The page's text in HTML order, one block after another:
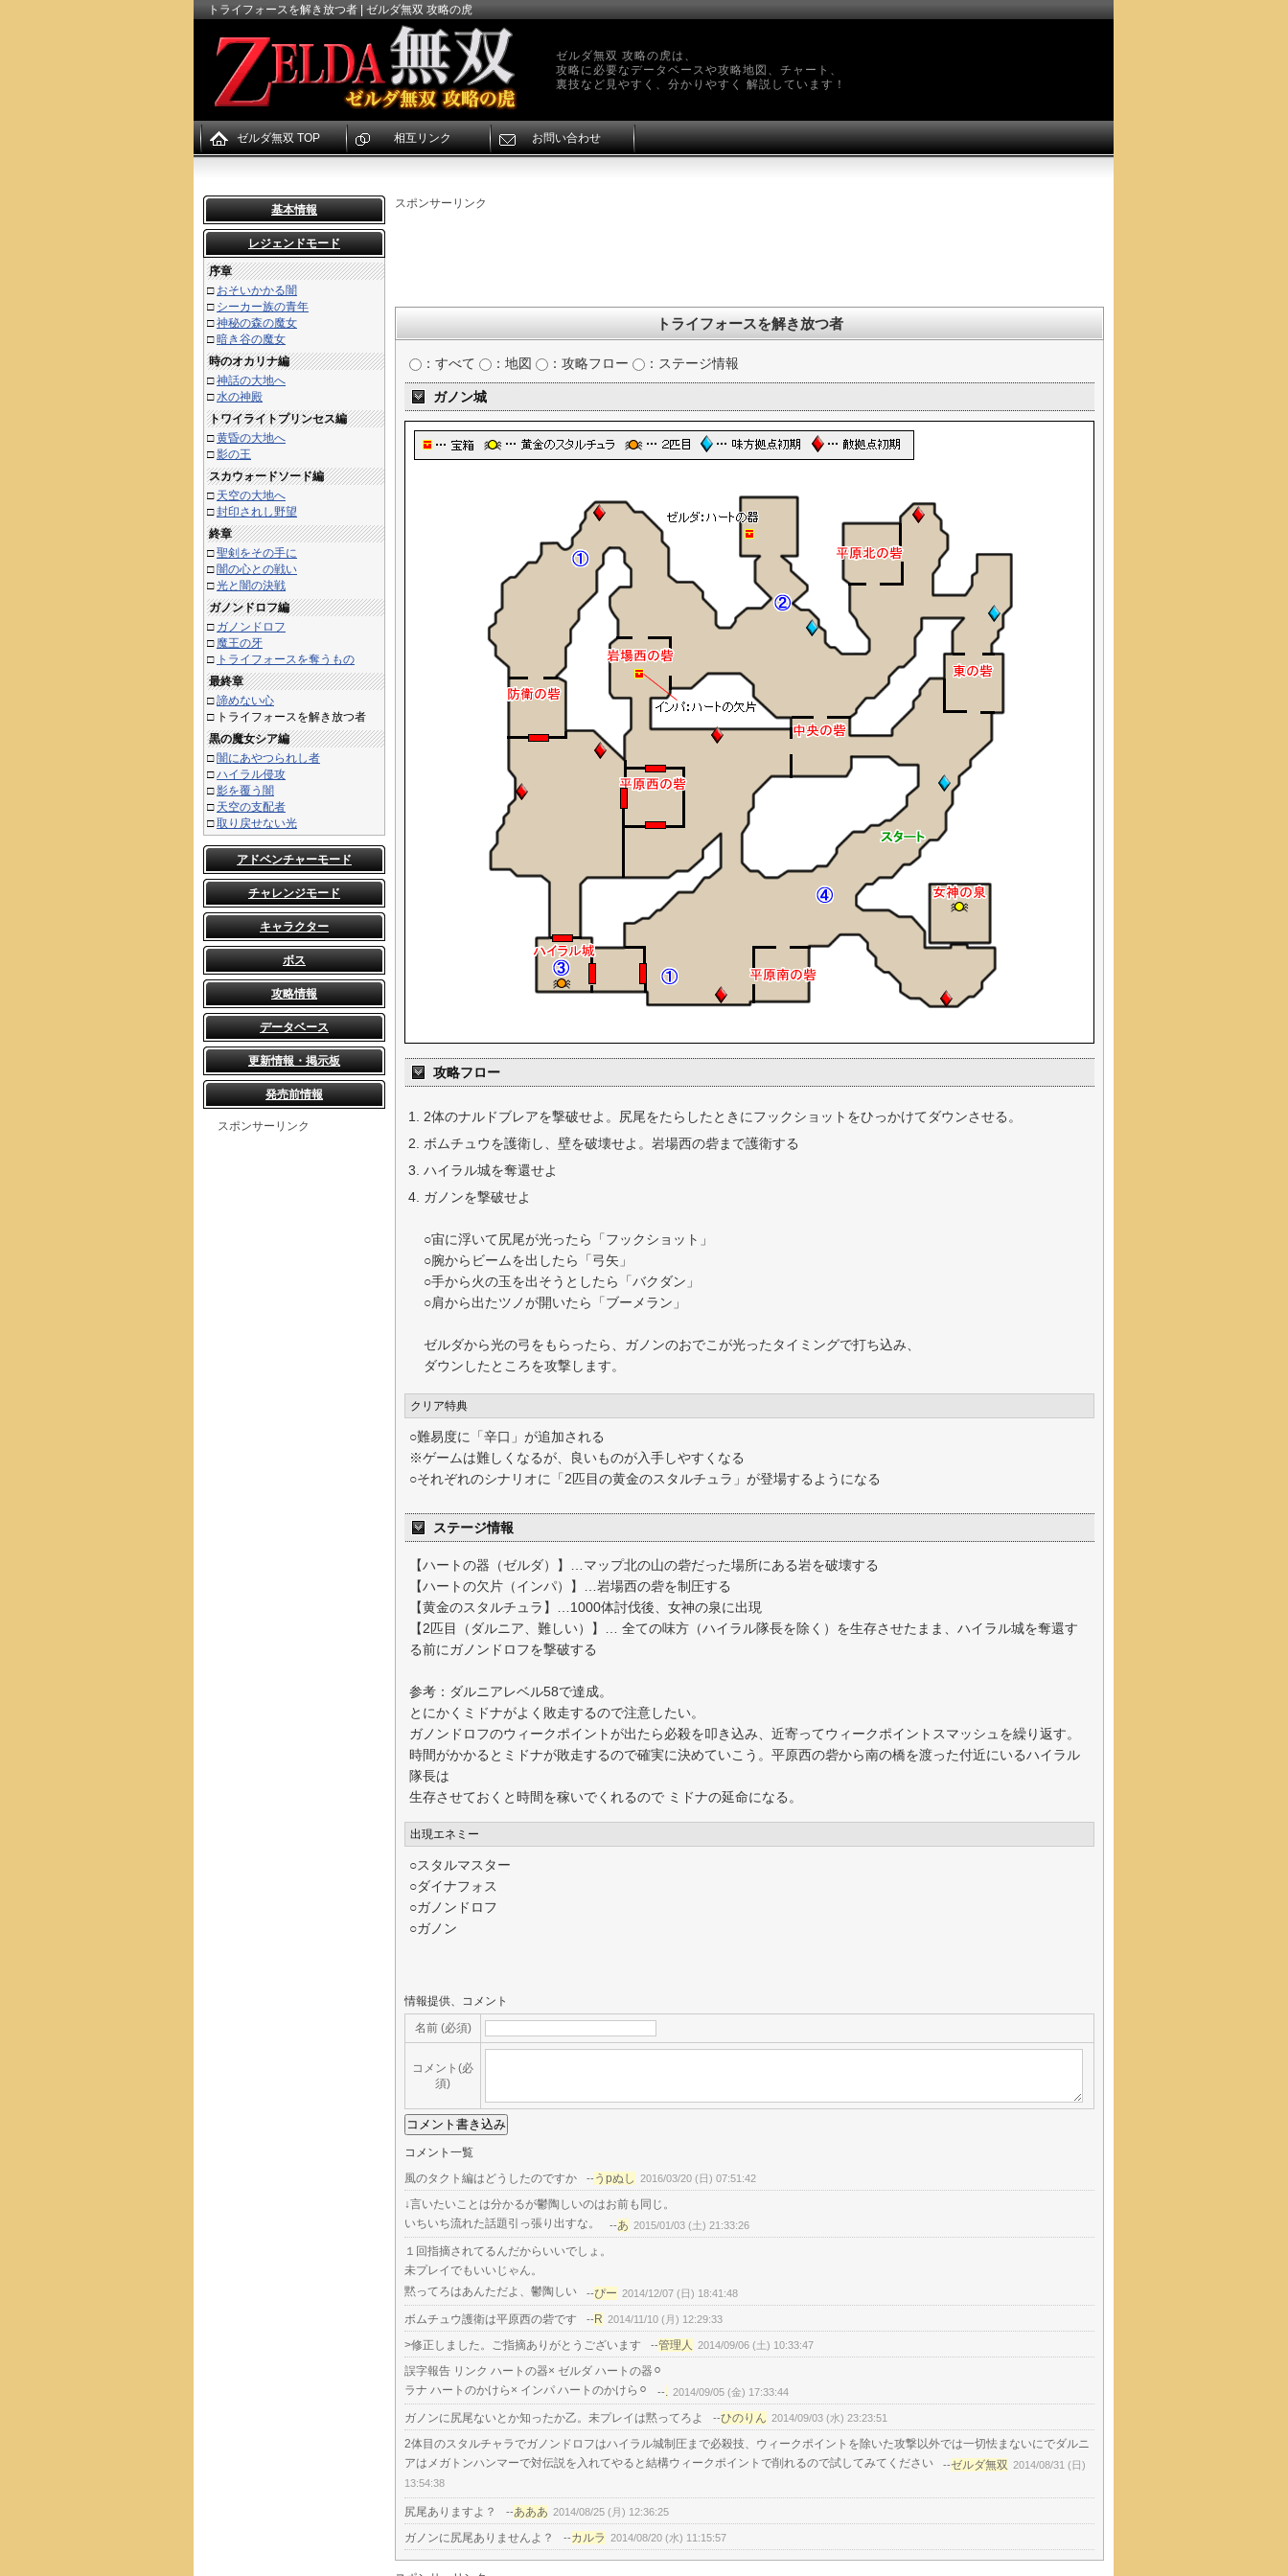
トライフォースを解き放つ者 | ゼルダ無双 攻略の虎
ゼルダ無双 攻略の虎は、
攻略に必要なデータベースや攻略地図、チャート、
裏技など見やすく、分かりやすく 解説しています！
基本情報
レジェンドモード
序章
□ おそいかかる闇
□ シーカー族の青年
□神秘の森の魔女
□暗き谷の魔女
時のオカリナ編
□神話の大地へ
□水の神殿
トワイライトプリンセス編
□黄昏の大地へ
□影の王
スカウォードソード編
□ 天空の大地へ
□封印されし野望
終章
□聖剣をその手に
□ 闇の心との戦い
□光と闇の決戦
ガノンドロフ編
□ ガノンドロフ
□ 魔王の牙
□ トライフォースを奪うもの
最終章
□諦めない心
□ トライフォースを解き放つ者
黒の魔女シア編
□ 闇にあやつられし者
□ハイラル侵攻
□影を覆う闇
□ 天空の支配者
□取り戻せない光
アドベンチャーモード
チャレンジモード
キャラクター
ボス
攻略情報
データベース
更新情報・掲示板
発売前情報
スポンサーリンク
スポンサーリンク
トライフォースを解き放つ者
：すべて ：地図 ：攻略フロー ：ステージ情報
ガノン城
攻略フロー
2体のナルドブレアを撃破せよ。尻尾をたらしたときにフックショットをひっかけてダウンさせる。
ボムチュウを護衛し、壁を破壊せよ。岩場西の砦まで護衛する
ハイラル城を奪還せよ
ガノンを撃破せよ
○宙に浮いて尻尾が光ったら「フックショット」
○腕からビームを出したら「弓矢」
○手から火の玉を出そうとしたら「バクダン」
○肩から出たツノが開いたら「ブーメラン」
ゼルダから光の弓をもらったら、ガノンのおでこが光ったタイミングで打ち込み、
ダウンしたところを攻撃します。
クリア特典
○難易度に「辛口」が追加される
※ゲームは難しくなるが、良いものが入手しやすくなる
○それぞれのシナリオに「2匹目の黄金のスタルチュラ」が登場するようになる
ステージ情報
【ハートの器（ゼルダ）】…マップ北の山の砦だった場所にある岩を破壊する
【ハートの欠片（インパ）】…岩場西の砦を制圧する
【黄金のスタルチュラ】…1000体討伐後、女神の泉に出現
【2匹目（ダルニア、難しい）】… 全ての味方（ハイラル隊長を除く）を生存させたまま、ハイラル城を奪還す
る前にガノンドロフを撃破する
参考：ダルニアレベル58で達成。
とにかくミドナがよく敗走するので注意したい。
ガノンドロフのウィークポイントが出たら必殺を叩き込み、近寄ってウィークポイントスマッシュを繰り返す。
時間がかかるとミドナが敗走するので確実に決めていこう。平原西の砦から南の橋を渡った付近にいるハイラル
隊長は
生存させておくと時間を稼いでくれるので ミドナの延命になる。
出現エネミー
○スタルマスター
○ダイナフォス
○ガノンドロフ
○ガノン
情報提供、コメント
名前 (必須)
コメント(必
須)
コメント一覧
風のタクト編はどうしたのですか
-- うpぬし 2016/03/20 (日) 07:51:42
↓言いたいことは分かるが鬱陶しいのはお前も同じ。
いちいち流れた話題引っ張り出すな。 --あ 2015/01/03 (土) 21:33:26
１回指摘されてるんだからいいでしょ。
未プレイでもいいじゃん。
黙ってろはあんただよ、鬱陶しい
--ぴー 2014/12/07 (日) 18:41:48
ボムチュウ護衛は平原西の砦です -- R 2014/11/10 (月) 12:29:33
>修正しました。ご指摘ありがとうございます --管理人 2014/09/06 (土) 10:33:47
誤字報告 リンク ハートの器× ゼルダ ハートの器⚪︎
ラナ ハートのかけら× インパ ハートのかけら⚪︎ --. 2014/09/05 (金) 17:33:44
ガノンに尻尾ないとか知ったか乙。未プレイは黙ってろよ --ひのりん 2014/09/03 (水) 23:23:51
2体目のスタルチャラでガノンドロフはハイラル城制圧まで必殺技、ウィークポイントを除いた攻撃以外では一切怯まないにでダルニ
アはメガトンハンマーで対伝説を入れてやると結構ウィークポイントで削れるので試してみてください --ゼルダ無双 2014/08/31 (日)
13:54:38
尻尾ありますよ？ --あああ 2014/08/25 (月) 12:36:25
ガノンに尻尾ありませんよ？ --カルラ 2014/08/20 (水) 11:15:57
ゼルダ無双 TOP 相互リンク お問い合わせ